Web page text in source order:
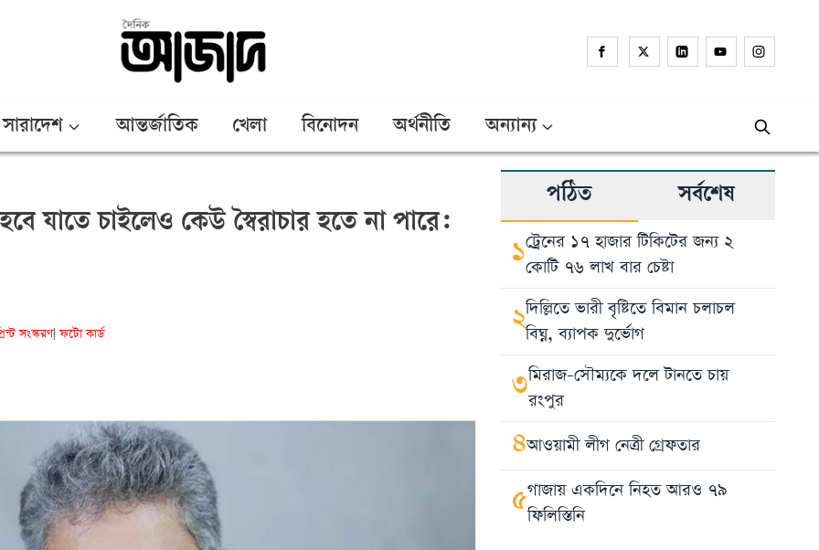
সারাদেশ আন্তর্জাতিক খেলা বিনোদন অর্থনীতি অন্যান্য
যাতে চাইলেও কেউ স্বৈরাচার হতে না পারে:
সংস্করণ| ফটো কার্ড
পঠিত সর্বশেষ
১ট্রেনের ১৭ হাজার টিকিটের জন্য ২
কোটি ৭৬ লাখ বার চেষ্টা
২দিল্লিতে ভারী বৃষ্টিতে বিমান চলাচল
বিঘ্ন, ব্যাপক দুর্ভোগ
৩মিরাজ-সৌম্যকে দলে টানতে চায়
রংপুর
৪আওয়ামী লীগ নেত্রী গ্রেফতার
৫গাজায় একদিনে নিহত আরও ৭৯
ফিলিস্তিনি